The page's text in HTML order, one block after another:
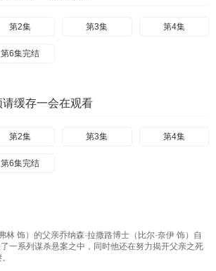
第2集 第3集 第4集
第6集完结
缓存一会在观看
第2集 第3集 第4集
第6集完结
林 饰）的父亲乔纳森·拉撒路博士（比尔·奈伊 饰）自
一系列谋杀悬案之中，同时他还在努力揭开父亲之死